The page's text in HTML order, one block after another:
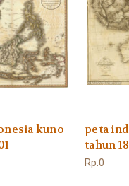
kuno
peta
tahun
Rp.0